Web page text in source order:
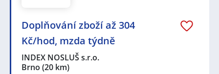
Doplňování zboží až 304
Kč/hod, mzda týdně
INDEX NOSLUŠ s.r.o.
Brno (20 km)